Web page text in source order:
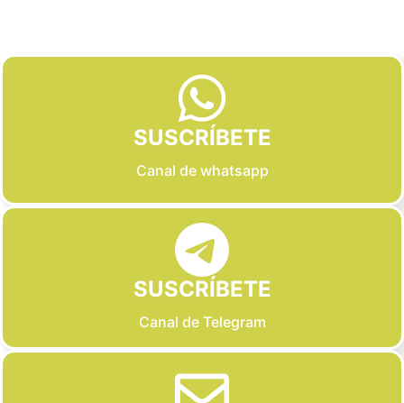
SUSCRÍBETE
Canal de whatsapp
SUSCRÍBETE
Canal de Telegram